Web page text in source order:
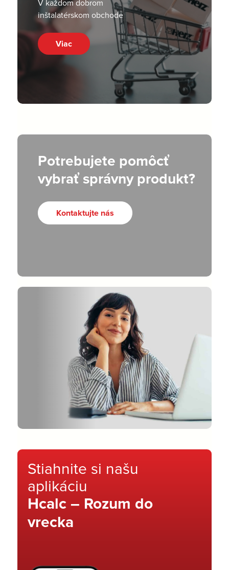
V každom dobrom
inštalatérskom obchode
Viac
Potrebujete pomôcť
vybrať správny produkt?
Kontaktujte nás
Stiahnite si našu
aplikáciu
Hcalc – Rozum do
vrecka